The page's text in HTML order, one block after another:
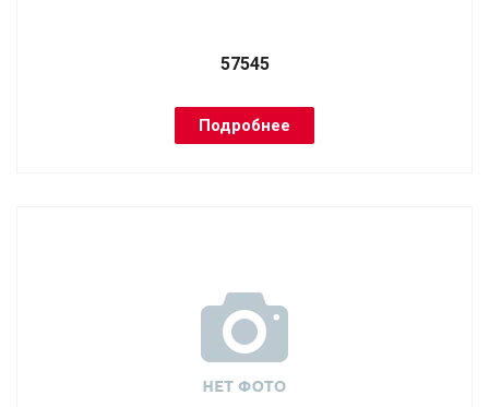
57545
Подробнее